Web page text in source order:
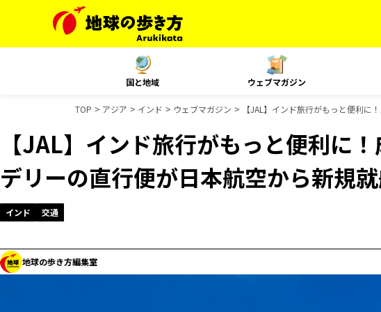
国と地域 ウェブマガジン
TOP アジア インド ウェブマガジン 【JAL】インド旅行がもっと便利に
【JAL】インド旅行がもっと便利に
デリーの直行便が日本航空から新規
インド 交通
地球の歩き方編集室